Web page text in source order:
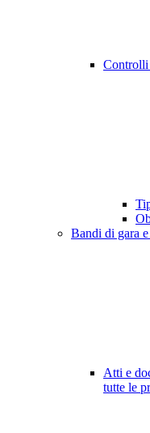
Controlli
Bandi di gara
Atti e
tutte le